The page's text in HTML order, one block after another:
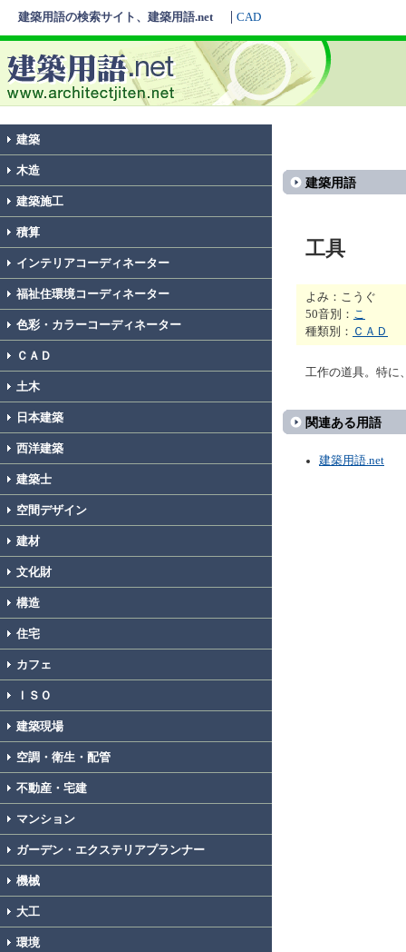
建築用語の検索サイト、建築用語.net CAD
建築
木造
建築施工
積算
インテリアコーディネーター
福祉住環境コーディネーター
色彩・カラーコーディネーター
ＣＡＤ
土木
日本建築
西洋建築
建築士
空間デザイン
建材
文化財
構造
住宅
カフェ
ＩＳＯ
建築現場
空調・衛生・配管
不動産・宅建
マンション
ガーデン・エクステリアプランナー
機械
大工
環境
建築用語
工具
よみ：こうぐ
50音別： こ
種類別： ＣＡＤ
工作の道具。特に
関連ある用語
建築用語.net